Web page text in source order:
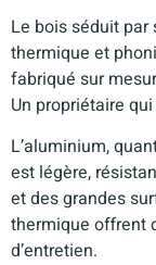
Le bois séduit
thermique et
fabriqué sur
Un propriétaire
L’aluminium,
est légère,
et des grandes
thermique offrent
d’entretien.